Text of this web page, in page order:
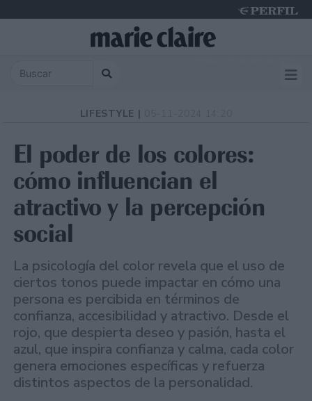
LIFESTYLE |
El poder de los colores:
cómo influencian el
atractivo y la percepción
social
La psicología del color revela que el uso de
ciertos tonos puede impactar en cómo una
persona es percibida en términos de
confianza, accesibilidad y atractivo. Desde el
rojo, que despierta deseo y pasión, hasta el
azul, que inspira confianza y calma, cada color
genera emociones específicas y refuerza
distintos aspectos de la personalidad.